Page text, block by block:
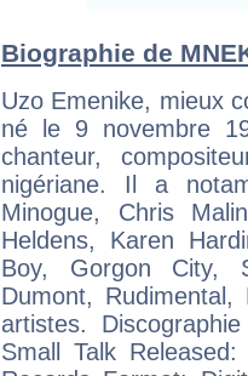
Biographie de
Uzo Emenike, mieux
né le 9 novembre
chanteur,
nigériane. Il a
Minogue, Chris
Heldens, Karen
Boy, Gorgon City,
Dumont,
artistes.
Small Talk